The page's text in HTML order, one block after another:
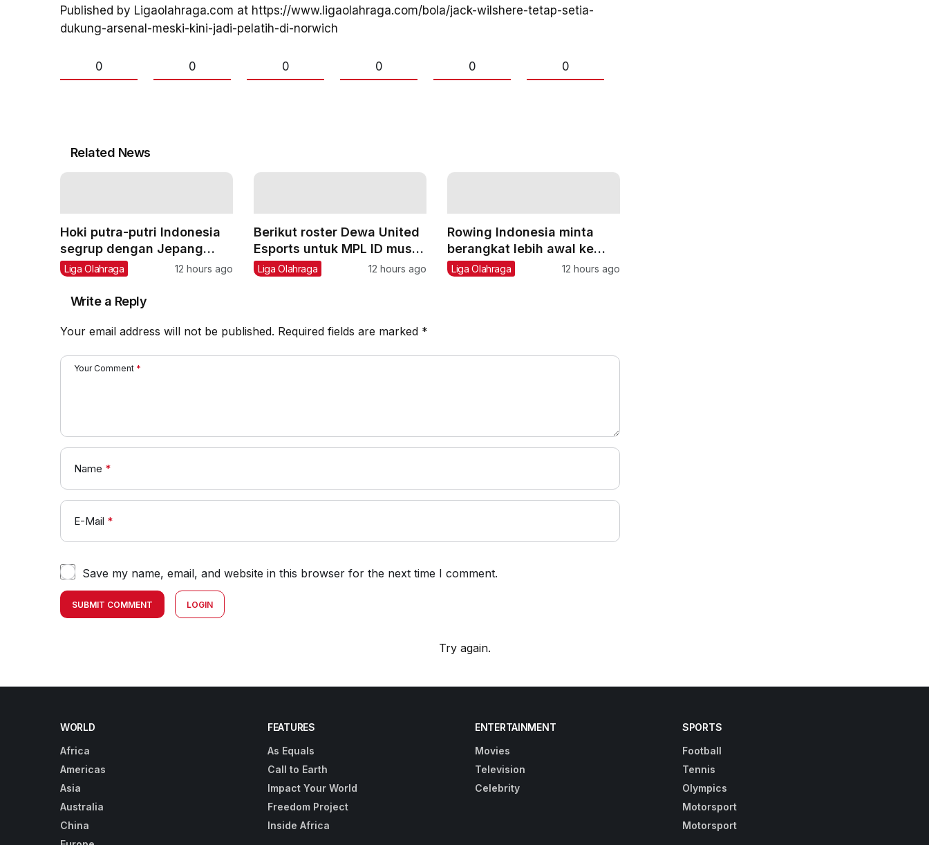
Published by Ligaolahraga.com at https://www.ligaolahraga.com/bola/jack-wilshere-tetap-setia-
dukung-arsenal-meski-kini-jadi-pelatih-di-norwich
0 0 0 0 0 0
Related News
Hoki putra-putri Indonesia
segrup dengan Jepang
pada Asian Games 2026
Liga Olahraga 12 hours ago
Berikut roster Dewa United
Esports untuk MPL ID musim
ke-18
Liga Olahraga 12 hours ago
Rowing Indonesia minta
berangkat lebih awal ke
Asian Games 2026
Liga Olahraga 12 hours ago
Write a Reply
Your email address will not be published. Required fields are marked *
Your Comment *
Name *
E-Mail *
Save my name, email, and website in this browser for the next time I comment.
SUBMIT COMMENT LOGIN
Try again.
WORLD
Africa
Americas
Asia
Australia
China
FEATURES
As Equals
Call to Earth
Impact Your World
Freedom Project
Inside Africa
ENTERTAINMENT
Movies
Television
Celebrity
SPORTS
Football
Tennis
Olympics
Motorsport
Motorsport